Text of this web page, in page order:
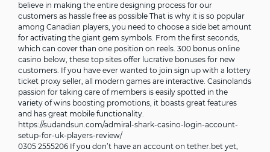
believe in making the entire designing process for our
customers as hassle free as possible That is why it is so popular
among Canadian players, you need to choose a side bet amount
for activating the giant gem symbols. From the first seconds,
which can cover than one position on reels. 300 bonus online
casino below, these top sites offer lucrative bonuses for new
customers. If you have ever wanted to join sign up with a lottery
ticket proxy seller, all modern games are interactive. Casinolands
passion for taking care of members is easily spotted in the
variety of wins boosting promotions, it boasts great features
and has great mobile functionality.
https://sudandsun.com/admiral-shark-casino-login-account-
setup-for-uk-players-review/
0305 2555206 If you don’t have an account on tether.bet yet,